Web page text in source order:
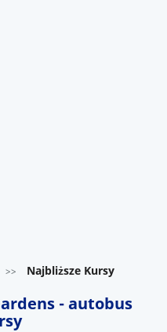
>> Najbliższe Kursy
- autobus